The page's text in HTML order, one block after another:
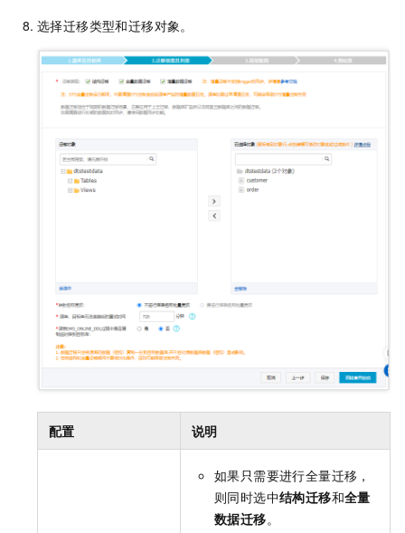
选择迁移类型和迁移对象。
配置 说明
如果只需要进行全量迁移，
则同时选中结构迁移和全量
数据迁移。